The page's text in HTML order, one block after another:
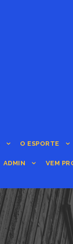
O ESPORTE
ADMIN VEM